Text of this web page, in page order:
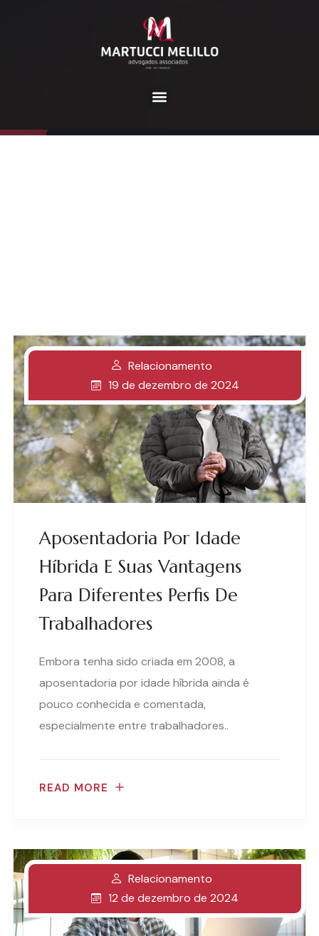
relacionamento
Aposentadoria Por Idade
Híbrida E Suas Vantagens
Para Diferentes Perfis De
Trabalhadores
Relacionamento
19 de dezembro de 2024
Embora tenha sido criada em 2008, a
aposentadoria por idade híbrida ainda é
pouco conhecida e comentada,
especialmente entre trabalhadores..
READ MORE
Relacionamento
12 de dezembro de 2024